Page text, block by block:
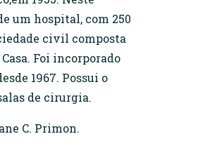
um hospital, com 250
civil composta
Foi incorporado
1967. Possui o
de cirurgia.
C. Primon.